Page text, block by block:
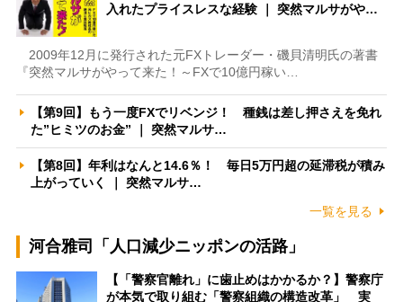
入れたプライスレスな経験 ｜ 突然マルサがや…
2009年12月に発行された元FXトレーダー・磯貝清明氏の著書
『突然マルサがやって来た！～FXで10億円稼い…
【第9回】もう一度FXでリベンジ！ 種銭は差し押さえを免れ
た”ヒミツのお金” ｜ 突然マルサ…
【第8回】年利はなんと14.6％！ 毎日5万円超の延滞税が積み
上がっていく ｜ 突然マルサ…
一覧を見る
河合雅司「人口減少ニッポンの活路」
【「警察官離れ」に歯止めはかかるか？】警察庁
が本気で取り組む「警察組織の構造改革」 実